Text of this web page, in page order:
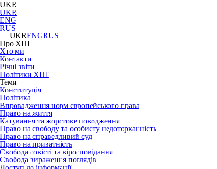
UKR
UKR
ENG
RUS
UKRENGRUS
Про ХПГ
Хто ми
Контакти
Річні звіти
Політики ХПГ
Теми
Конституція
Політика
Впровадження норм європейського права
Право на життя
Катування та жорстоке поводження
Право на свободу та особисту недоторканність
Право на справедливий суд
Право на приватність
Свобода совісті та віросповідання
Свобода вираження поглядів
Доступ до інформації